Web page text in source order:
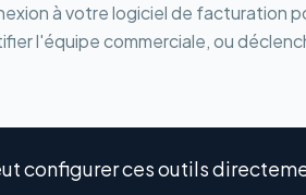
à votre logiciel de facturation
l'équipe commerciale, ou
configurer ces outils